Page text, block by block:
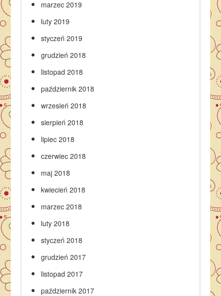
marzec 2019
luty 2019
styczeń 2019
grudzień 2018
listopad 2018
październik 2018
wrzesień 2018
sierpień 2018
lipiec 2018
czerwiec 2018
maj 2018
kwiecień 2018
marzec 2018
luty 2018
styczeń 2018
grudzień 2017
listopad 2017
październik 2017